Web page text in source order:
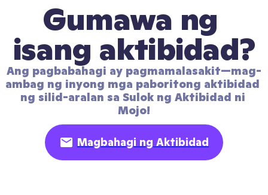
Gumawa ng
isang aktibidad?
Ang pagbabahagi ay pagmamalasakit—mag-
ambag ng inyong mga paboritong aktibidad
ng silid-aralan sa Sulok ng Aktibidad ni
Mojo!
Magbahagi ng Aktibidad